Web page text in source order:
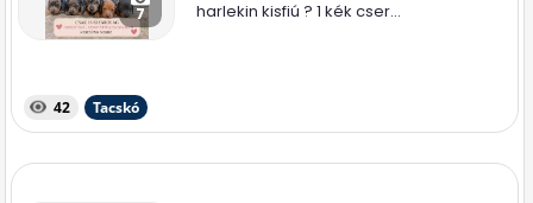
7
harlekin kisfiú ? 1 kék cser...
42 Tacskó